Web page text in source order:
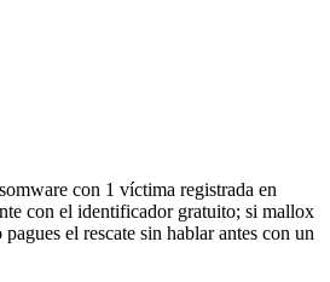
con 1 víctima registrada en
con el identificador gratuito; si mallox
el rescate sin hablar antes con un